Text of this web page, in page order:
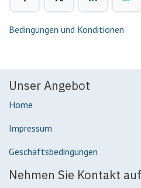
Bedingungen und Konditionen
Unser Angebot
Home
Impressum
Geschäftsbedingungen
Nehmen Sie Kontakt auf